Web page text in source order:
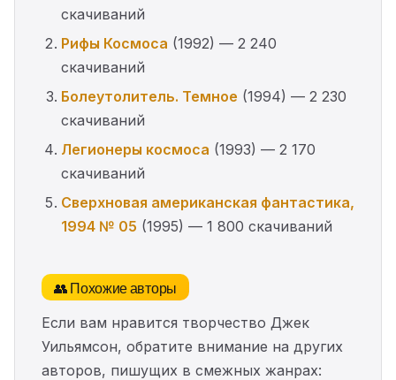
скачиваний
Рифы Космоса (1992) — 2 240
скачиваний
Болеутолитель. Темное (1994) — 2 230
скачиваний
Легионеры космоса (1993) — 2 170
скачиваний
Сверхновая американская фантастика,
1994 № 05 (1995) — 1 800 скачиваний
👥 Похожие авторы
Если вам нравится творчество Джек
Уильямсон, обратите внимание на других
авторов, пишущих в смежных жанрах: